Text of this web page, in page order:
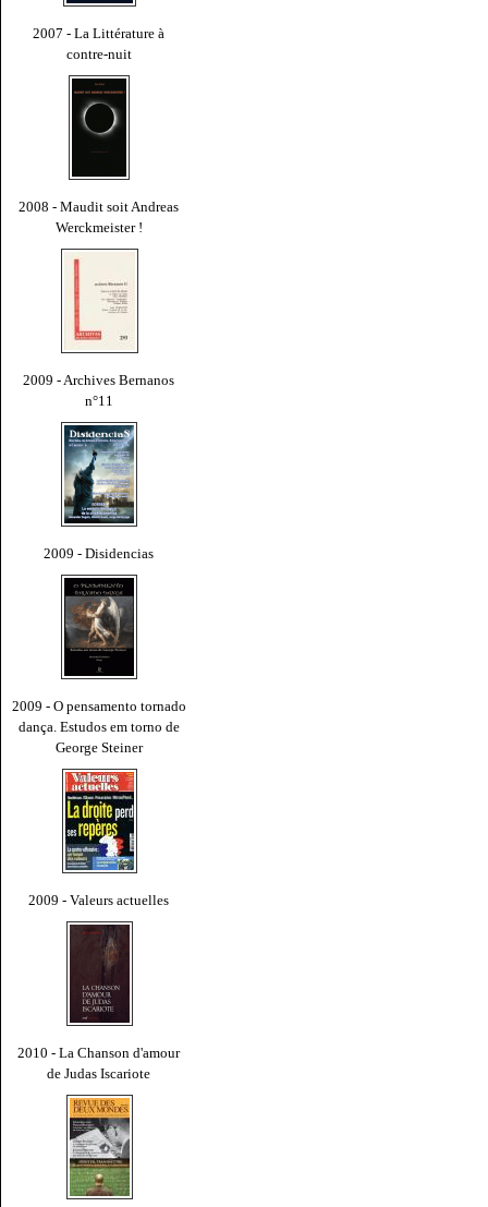
2007 - La Littérature à
contre-nuit
2008 - Maudit soit Andreas
Werckmeister !
2009 - Archives Bernanos
n°11
2009 - Disidencias
2009 - O pensamento tornado
dança. Estudos em torno de
George Steiner
2009 - Valeurs actuelles
2010 - La Chanson d'amour
de Judas Iscariote